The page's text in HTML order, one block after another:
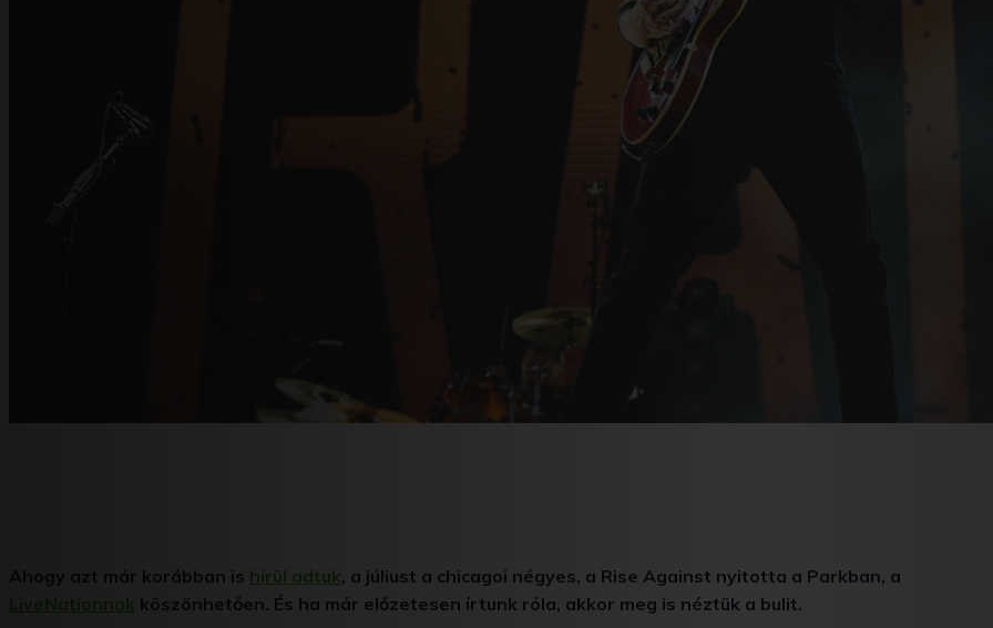
Ahogy azt már korábban is hírül adtuk, a júliust a chicagoi négyes, a Rise Against nyitotta a Parkban, a
LiveNationnak köszönhetően. És ha már előzetesen írtunk róla, akkor meg is néztük a bulit.